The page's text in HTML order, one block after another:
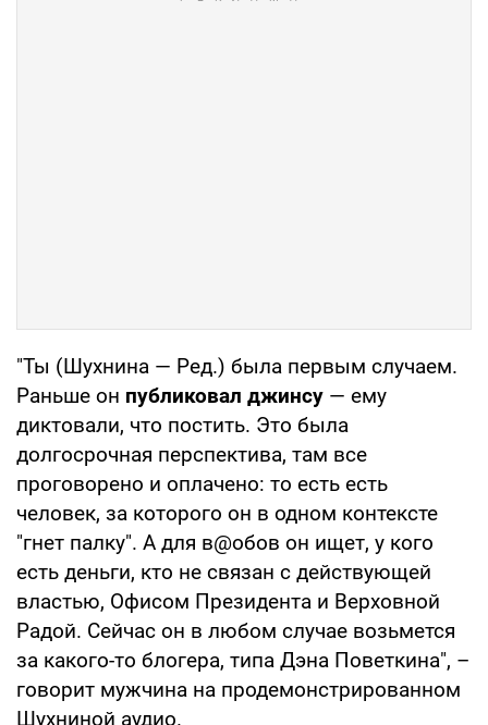
"Ты (Шухнина — Ред.) была первым случаем.
Раньше он публиковал джинсу — ему
диктовали, что постить. Это была
долгосрочная перспектива, там все
проговорено и оплачено: то есть есть
человек, за которого он в одном контексте
"гнет палку". А для в@обов он ищет, у кого
есть деньги, кто не связан с действующей
властью, Офисом Президента и Верховной
Радой. Сейчас он в любом случае возьмется
за какого-то блогера, типа Дэна Поветкина", –
говорит мужчина на продемонстрированном
Шухниной аудио.